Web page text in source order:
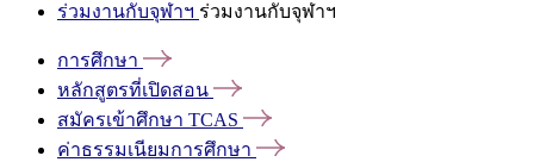
ร่วมงานกับจุฬาฯ ร่วมงานกับจุฬาฯ
การศึกษา
หลักสูตรที่เปิดสอน
สมัครเข้าศึกษา TCAS
ค่าธรรมเนียมการศึกษา